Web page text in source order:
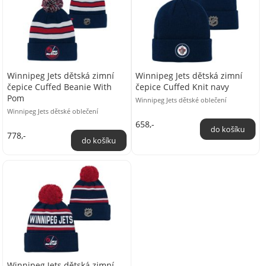
Winnipeg Jets dětská zimní
čepice Cuffed Beanie With
Pom
Winnipeg Jets dětské oblečení
778,-
Winnipeg Jets dětská zimní
čepice Cuffed Knit navy
Winnipeg Jets dětské oblečení
658,-